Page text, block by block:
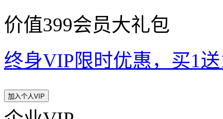
价值399会员大礼包
终身VIP限时优惠，买1
加入个人VIP